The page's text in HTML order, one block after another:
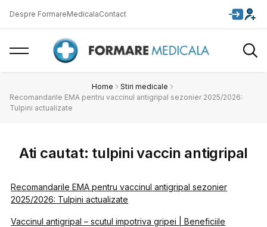
Despre FormareMedicalaContact
Home
Stiri medicale
Recomandarile EMA pentru vaccinul antigripal sezonier 2025/2026:
Tulpini actualizate
Ati cautat: tulpini vaccin antigripal
Recomandarile EMA pentru vaccinul antigripal sezonier
2025/2026: Tulpini actualizate
Vaccinul antigripal – scutul impotriva gripei | Beneficiile